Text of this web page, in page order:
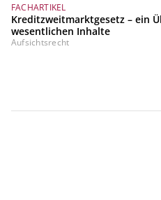
FACHARTIKEL
Kreditzweitmarktgesetz – ein
wesentlichen Inhalte
Aufsichtsrecht